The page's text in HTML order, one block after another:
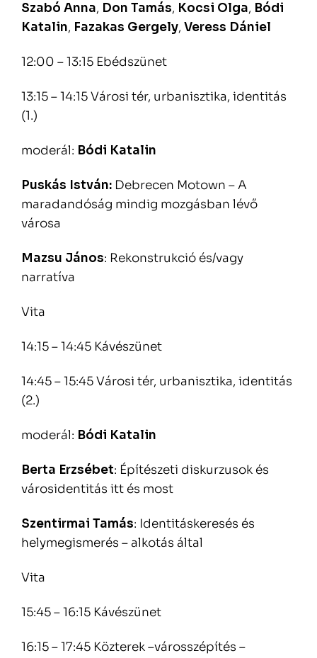
Szabó Anna, Don Tamás, Kocsi Olga, Bódi
Katalin, Fazakas Gergely, Veress Dániel
12:00 – 13:15 Ebédszünet
13:15 – 14:15 Városi tér, urbanisztika, identitás
(1.)
moderál: Bódi Katalin
Puskás István: Debrecen Motown – A
maradandóság mindig mozgásban lévő
városa
Mazsu János: Rekonstrukció és/vagy
narratíva
Vita
14:15 – 14:45 Kávészünet
14:45 – 15:45 Városi tér, urbanisztika, identitás
(2.)
moderál: Bódi Katalin
Berta Erzsébet: Építészeti diskurzusok és
városidentitás itt és most
Szentirmai Tamás: Identitáskeresés és
helymegismerés – alkotás által
Vita
15:45 – 16:15 Kávészünet
16:15 – 17:45 Közterek –városszépítés –